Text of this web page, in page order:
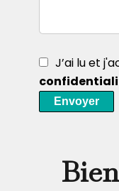
J’ai lu et
Envoyer